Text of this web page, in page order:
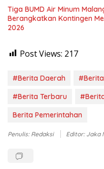
Tiga BUMD Air Minum
Berangkatkan Kontingen
2026
Post Views: 217
#Berita Daerah
#Berita Terbaru
Berita Pemerintahan
Penulis: Redaksi Editor: Jaka